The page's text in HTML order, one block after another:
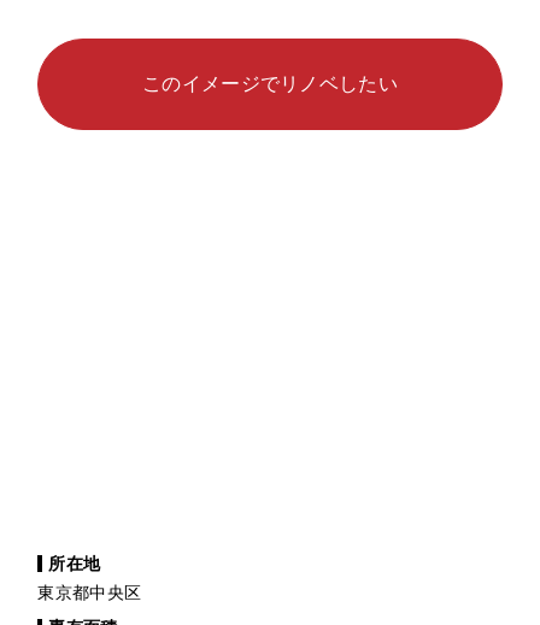
このイメージでリノベしたい
所在地
東京都中央区